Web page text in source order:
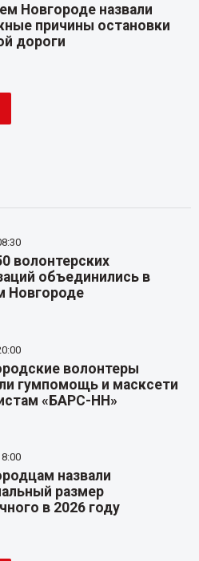
Новгороде назвали
причины остановки
дороги
волонтерских
объединились в
Новгороде
волонтеры
гумпомощь и масксети
«БАРС-НН»
назвали
размер
в 2026 году